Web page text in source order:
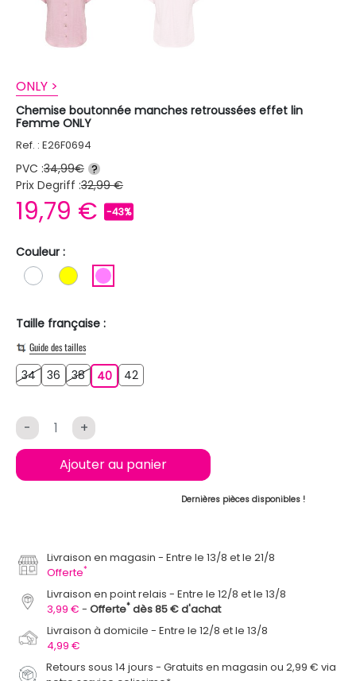
ONLY >
Chemise boutonnée manches retroussées effet lin
Femme ONLY
Ref. : E26F0694
PVC :34,99€ ?
Prix Degriff :32,99 €
19,79 € -43%
Couleur :
BLANCJAUNE
Taille française :
Guide des tailles
343436 363838 40404242
- +
Ajouter au panier
Dernières pièces disponibles !
Livraison en magasin
Entre le 13/8 et le 21/8
Offerte*
Livraison en point relais
Entre le 12/8 et le 13/8
3,99 €
Offerte* dès 85 € d'achat
Livraison à domicile
Entre le 12/8 et le 13/8
4,99 €
Retours sous 14 jours - Gratuits en magasin ou 2,99 € via